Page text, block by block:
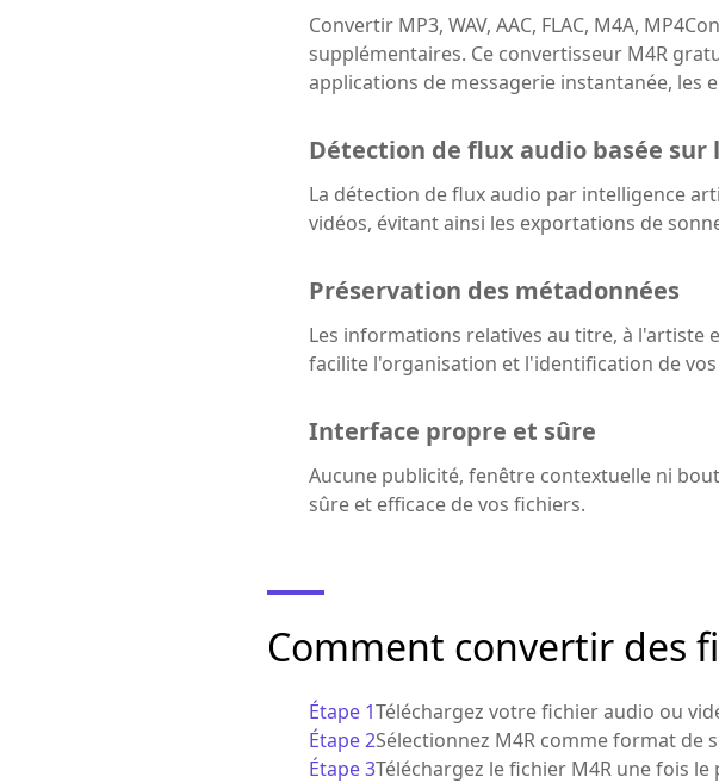
Convertir MP3, WAV, AAC, FLAC, M4A,
supplémentaires. Ce convertisseur M4R
applications de messagerie instantanée, les
Détection de flux audio basée sur
La détection de flux audio par intelligence
vidéos, évitant ainsi les exportations de
Préservation des métadonnées
Les informations relatives au titre, à l'artiste
facilite l'organisation et l'identification de
Interface propre et sûre
Aucune publicité, fenêtre contextuelle ni
sûre et efficace de vos fichiers.
Comment convertir des
Étape 1Téléchargez votre fichier audio ou
Étape 2Sélectionnez M4R comme format de
Étape 3Téléchargez le fichier M4R une fois